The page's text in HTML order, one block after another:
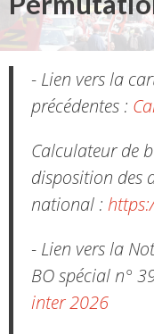
- Lien vers la
précédentes :
Calculateur de
disposition des
national :
- Lien vers la
BO spécial n°
inter 2026